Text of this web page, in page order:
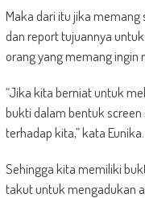
Maka dari itu jika
dan report tujuannya
orang yang memang ingin
“Jika kita berniat untuk
bukti dalam bentuk
terhadap kita,” kata Eunika.
Sehingga kita memiliki
takut untuk mengadukan